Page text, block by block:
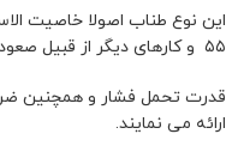
این نوع طناب اصولا خاصیت
۵۵ و کارهای دیگر از قبیل صعودهای عمومی درون غارها و حمل بار باشد.
قدرت تحمل فشار و همچنین
ارائه می نمایند.